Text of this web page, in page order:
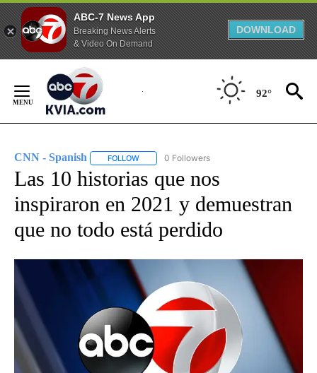
ABC-7 News App
Breaking News Alerts
& Video On Demand
DOWNLOAD
Content
92°
CNN - Spanish FOLLOW FOLLOW "CNN - SPANISH" TO RECEIVE
0 Followers
Las 10 historias que nos
inspiraron en 2021 y demuestran
que no todo está perdido